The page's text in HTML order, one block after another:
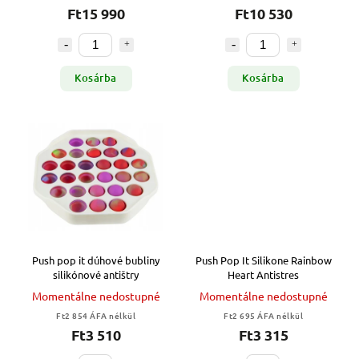
Ft15 990
Kosárba
Ft10 530
Kosárba
Push pop it dúhové bubliny
silikónové antištry
Momentálne nedostupné
Ft2 854 ÁFA nélkül
Ft3 510
Push Pop It Silikone Rainbow
Heart Antistres
Momentálne nedostupné
Ft2 695 ÁFA nélkül
Ft3 315